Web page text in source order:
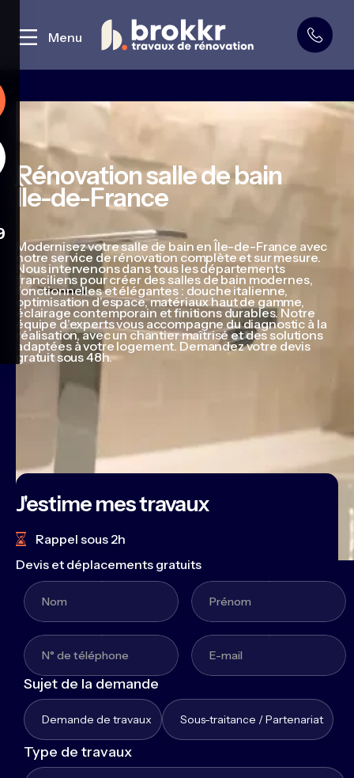
Curage et démolition
Menu
Rénovation salle de bain
Île-de-France
Modernisez votre salle de bain en Île-de-France avec
notre service de rénovation complète et sur mesure.
Nous intervenons dans tous les départements
franciliens pour créer des salles de bain modernes,
fonctionnelles et élégantes : douche italienne,
optimisation d’espace, matériaux haut de gamme,
éclairage contemporain et finitions durables. Notre
équipe d’experts vous accompagne du diagnostic à la
réalisation, avec un chantier maîtrisé et des solutions
adaptées à votre logement. Demandez votre devis
gratuit sous 48h.
J'estime mes travaux
Rappel sous 2h
Devis et déplacements gratuits
Sujet de la demande
Demande de travaux Sous-traitance / Partenariat
Type de travaux